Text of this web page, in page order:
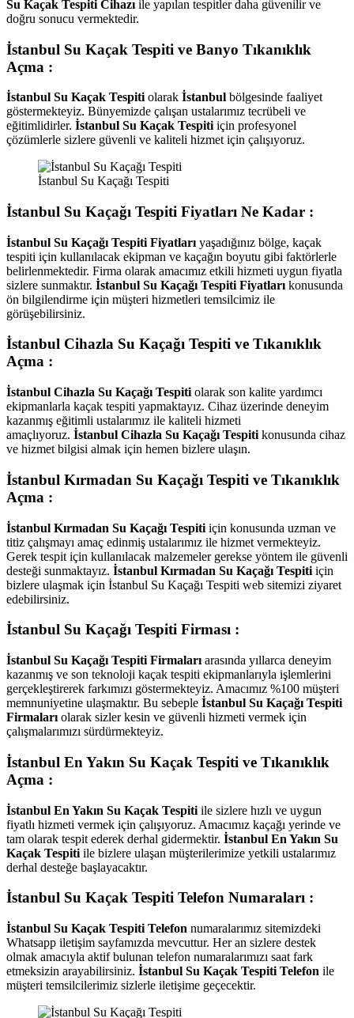
Su Kaçak Tespiti Cihazı ile yapılan tespitler daha güvenilir ve
doğru sonucu vermektedir.
İstanbul Su Kaçak Tespiti ve Banyo Tıkanıklık
Açma :
İstanbul Su Kaçak Tespiti olarak İstanbul bölgesinde faaliyet
göstermekteyiz. Bünyemizde çalışan ustalarımız tecrübeli ve
eğitimlidirler. İstanbul Su Kaçak Tespiti için profesyonel
çözümlerle sizlere güvenli ve kaliteli hizmet için çalışıyoruz.
İstanbul Su Kaçağı Tespiti
İstanbul Su Kaçağı Tespiti Fiyatları Ne Kadar :
İstanbul Su Kaçağı Tespiti Fiyatları yaşadığınız bölge, kaçak
tespiti için kullanılacak ekipman ve kaçağın boyutu gibi faktörlerle
belirlenmektedir. Firma olarak amacımız etkili hizmeti uygun fiyatla
sizlere sunmaktır. İstanbul Su Kaçağı Tespiti Fiyatları konusunda
ön bilgilendirme için müşteri hizmetleri temsilcimiz ile
görüşebilirsiniz.
İstanbul Cihazla Su Kaçağı Tespiti ve Tıkanıklık
Açma :
İstanbul Cihazla Su Kaçağı Tespiti olarak son kalite yardımcı
ekipmanlarla kaçak tespiti yapmaktayız. Cihaz üzerinde deneyim
kazanmış eğitimli ustalarımız ile kaliteli hizmeti
amaçlıyoruz. İstanbul Cihazla Su Kaçağı Tespiti konusunda cihaz
ve hizmet bilgisi almak için hemen bizlere ulaşın.
İstanbul Kırmadan Su Kaçağı Tespiti ve Tıkanıklık
Açma :
İstanbul Kırmadan Su Kaçağı Tespiti için konusunda uzman ve
titiz çalışmayı amaç edinmiş ustalarımız ile hizmet vermekteyiz.
Gerek tespit için kullanılacak malzemeler gerekse yöntem ile güvenli
desteği sunmaktayız. İstanbul Kırmadan Su Kaçağı Tespiti için
bizlere ulaşmak için İstanbul Su Kaçağı Tespiti web sitemizi ziyaret
edebilirsiniz.
İstanbul Su Kaçağı Tespiti Firması :
İstanbul Su Kaçağı Tespiti Firmaları arasında yıllarca deneyim
kazanmış ve son teknoloji kaçak tespiti ekipmanlarıyla işlemlerini
gerçekleştirerek farkımızı göstermekteyiz. Amacımız %100 müşteri
memnuniyetine ulaşmaktır. Bu sebeple İstanbul Su Kaçağı Tespiti
Firmaları olarak sizler kesin ve güvenli hizmeti vermek için
çalışmalarımızı sürdürmekteyiz.
İstanbul En Yakın Su Kaçak Tespiti ve Tıkanıklık
Açma :
İstanbul En Yakın Su Kaçak Tespiti ile sizlere hızlı ve uygun
fiyatlı hizmeti vermek için çalışıyoruz. Amacımız kaçağı yerinde ve
tam olarak tespit ederek derhal gidermektir. İstanbul En Yakın Su
Kaçak Tespiti ile bizlere ulaşan müşterilerimize yetkili ustalarımız
derhal desteğe başlayacaktır.
İstanbul Su Kaçak Tespiti Telefon Numaraları :
İstanbul Su Kaçak Tespiti Telefon numaralarımız sitemizdeki
Whatsapp iletişim sayfamızda mevcuttur. Her an sizlere destek
olmak amacıyla aktif bulunan telefon numaralarımızı saat fark
etmeksizin arayabilirsiniz. İstanbul Su Kaçak Tespiti Telefon ile
müşteri temsilcilerimiz sizlerle iletişime geçecektir.